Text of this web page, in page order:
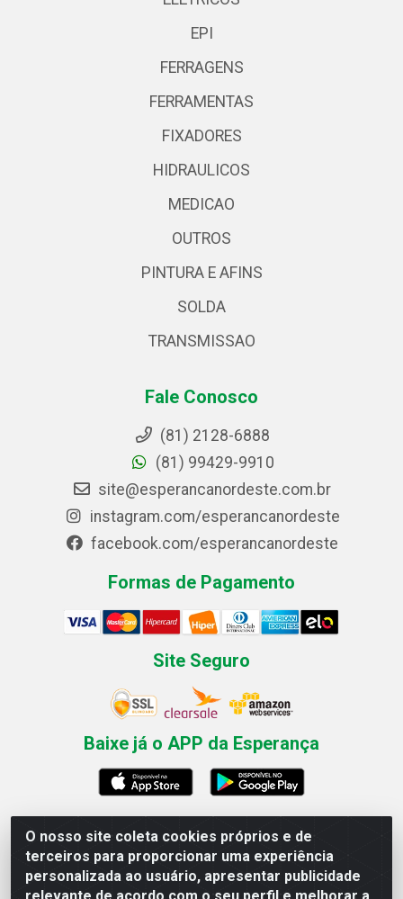
O nosso site coleta cookies próprios e de
terceiros para proporcionar uma experiência
personalizada ao usuário, apresentar publicidade
EPI
FERRAGENS
FERRAMENTAS
FIXADORES
HIDRAULICOS
MEDICAO
OUTROS
PINTURA E AFINS
SOLDA
TRANSMISSAO
Fale Conosco
(81) 2128-6888
(81) 99429-9910
site@esperancanordeste.com.br
instagram.com/esperancanordeste
facebook.com/esperancanordeste
Formas de Pagamento
Site Seguro
Baixe já o APP da Esperança
Esperança Nordeste - Rua Professor Caldas Filho, 291 -
Estância - Recife / PE CEP: 50771-335 - CNPJ
03.666.136/0001-23